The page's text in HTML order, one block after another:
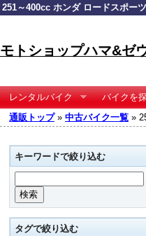
251～400cc ホンダ ロードスポー
モトショップハマ&ゼ
レンタルバイク バイクを
通販トップ» 中古バイク一覧 »
キーワードで絞り込む
タグで絞り込む